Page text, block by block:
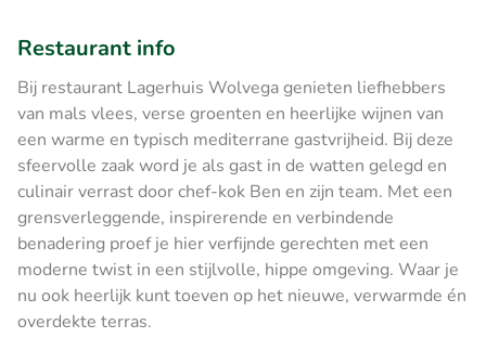
Restaurant info
Bij restaurant Lagerhuis Wolvega genieten liefhebbers
van mals vlees, verse groenten en heerlijke wijnen van
een warme en typisch mediterrane gastvrijheid. Bij deze
sfeervolle zaak word je als gast in de watten gelegd en
culinair verrast door chef-kok Ben en zijn team. Met een
grensverleggende, inspirerende en verbindende
benadering proef je hier verfijnde gerechten met een
moderne twist in een stijlvolle, hippe omgeving. Waar je
nu ook heerlijk kunt toeven op het nieuwe, verwarmde én
overdekte terras.